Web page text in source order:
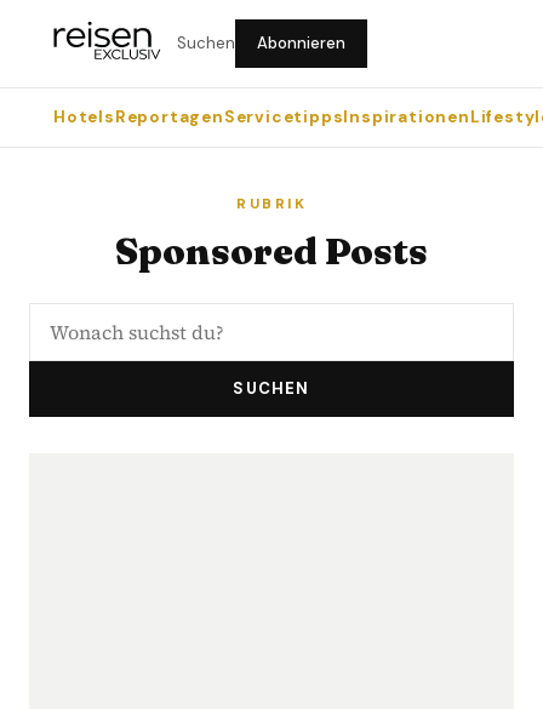
Suchen Abonnieren
HotelsReportagenServicetippsInspirationen
RUBRIK
Sponsored Posts
SUCHEN